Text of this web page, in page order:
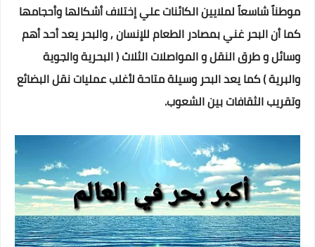
موطناً شاسعاً لملايين الكائنات علي إختلاف أشكالها وأحجامها
كما أن البحر غني بمصادر الطعام للإنسان , والبحر يعد أحد أهم
وسائل و طرق النقل و المواصلات الثلاث ( البحرية والجوية
والبرية ) كما يعد البحر وسيلة متاحة لأغلب عمليات نقل البضائع
وتقريب الثقافات بين الشعوب.